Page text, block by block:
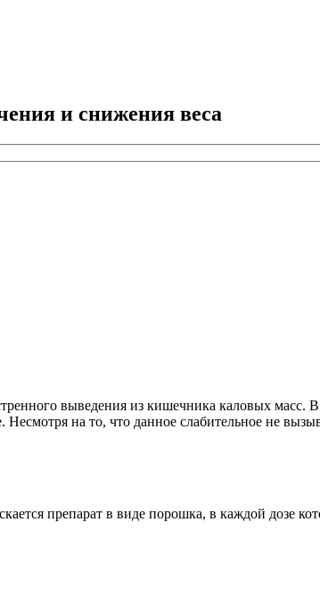
и снижения веса
выведения из кишечника каловых
на то, что данное слабительное не
препарат в виде порошка, в каждой дозе